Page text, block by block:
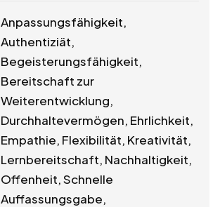
Anpassungsfähigkeit,
Authentiziät,
Begeisterungsfähigkeit,
Bereitschaft zur
Weiterentwicklung,
Durchhaltevermögen, Ehrlichkeit,
Empathie, Flexibilität, Kreativität,
Lernbereitschaft, Nachhaltigkeit,
Offenheit, Schnelle
Auffassungsgabe,